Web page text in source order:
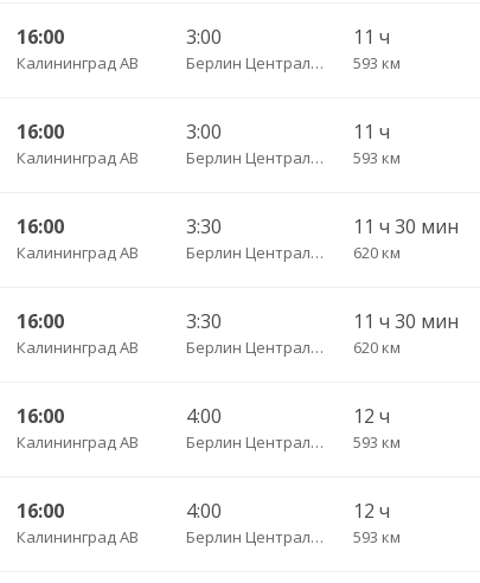
16:00
Калининград АВ
3:00
Берлин Центральный АВ
11 ч
593 км
16:00
Калининград АВ
3:00
Берлин Центральный АВ
11 ч
593 км
16:00
Калининград АВ
3:30
Берлин Центральный АВ
11 ч 30 мин
620 км
16:00
Калининград АВ
3:30
Берлин Центральный АВ
11 ч 30 мин
620 км
16:00
Калининград АВ
4:00
Берлин Центральный АВ
12 ч
593 км
16:00
Калининград АВ
4:00
Берлин Центральный АВ
12 ч
593 км